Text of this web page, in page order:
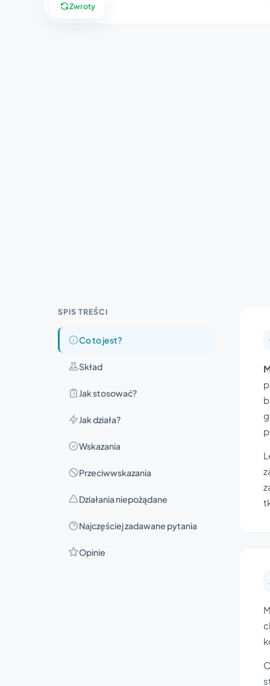
Zwroty
SPIS TREŚCI
Co to jest?
Skład
Jak stosować?
Jak działa?
Wskazania
Przeciwwskazania
Działania niepożądane
Najczęściej zadawane pytania
Opinie